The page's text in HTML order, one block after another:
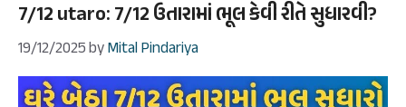
7/12 utaro: 7/12 ઉતારામાં ભૂલ કેવી રીતે સુધારવી?
19/12/2025byMital Pindariya